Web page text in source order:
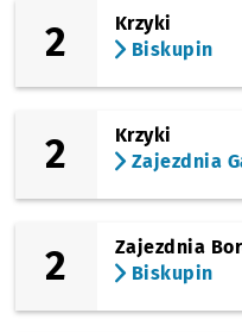
(bł. Czesława)
Galeria Dominikańska
(pl. Teatralny)
Opera
(Świdnicka)
(Piłsudskiego)
Dworzec Główny
2
Krzyki
Biskupin
2
Krzyki
Zajezdnia
2
Zajezdnia
Biskupin